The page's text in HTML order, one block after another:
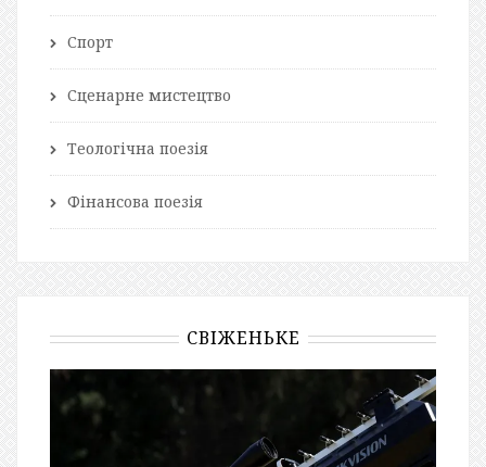
Спорт
Сценарне мистецтво
Теологічна поезія
Фінансова поезія
СВІЖЕНЬКЕ